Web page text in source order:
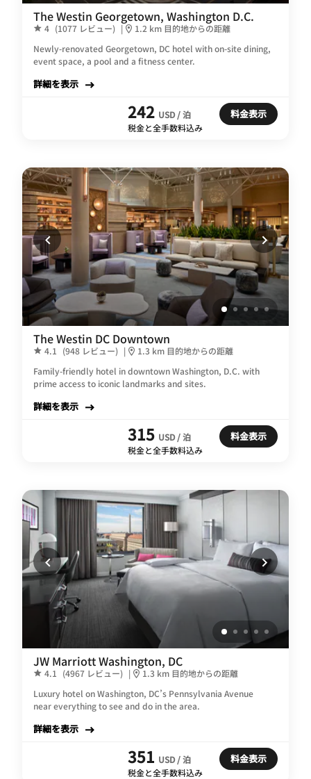
The Westin Georgetown, Washington D.C.
4 (1077 レビュー) |
1.2 km 目的地からの距離
Newly-renovated Georgetown, DC hotel with on-site dining,
event space, a pool and a fitness center.
詳細を表示
242 USD / 泊
税金と全手数料込み
料金表示
The Westin DC Downtown
4.1 (948 レビュー) |
1.3 km 目的地からの距離
Family-friendly hotel in downtown Washington, D.C. with
prime access to iconic landmarks and sites.
詳細を表示
315 USD / 泊
税金と全手数料込み
料金表示
JW Marriott Washington, DC
4.1 (4967 レビュー) |
1.3 km 目的地からの距離
Luxury hotel on Washington, DC’s Pennsylvania Avenue
near everything to see and do in the area.
詳細を表示
351 USD / 泊
税金と全手数料込み
料金表示